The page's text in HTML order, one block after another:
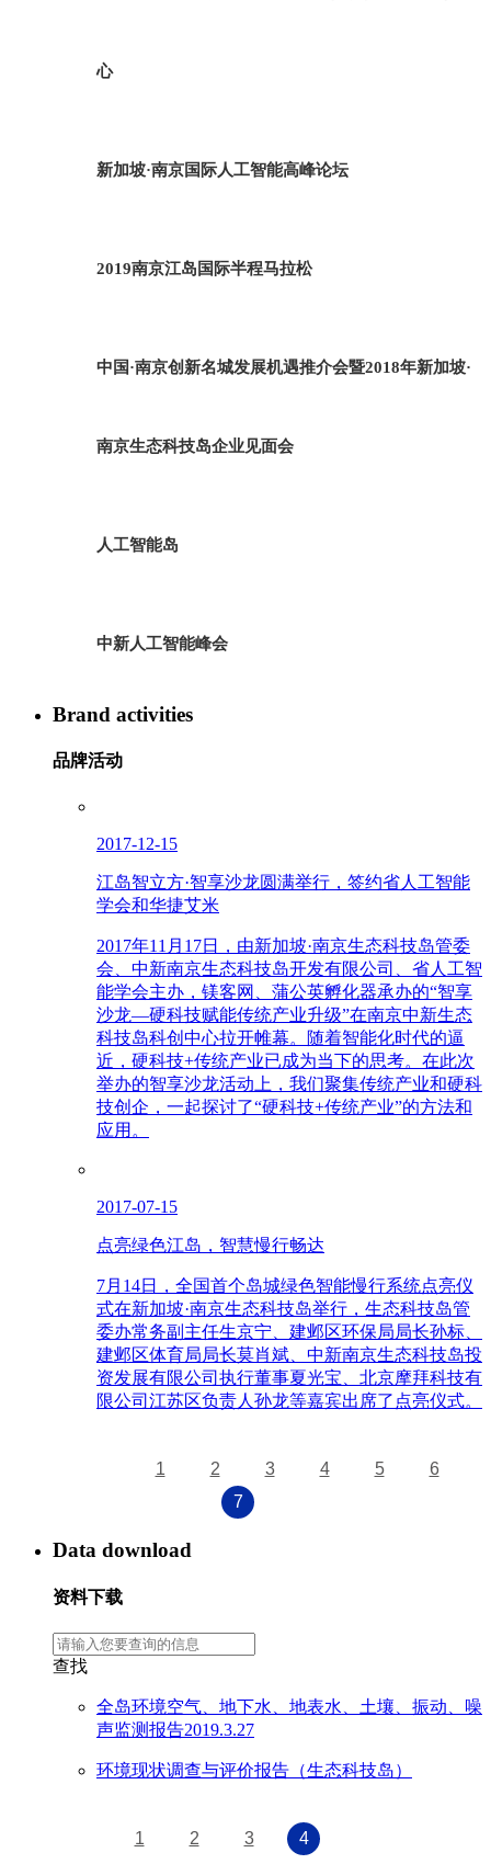
心
新加坡·南京国际人工智能高峰论坛
2019南京江岛国际半程马拉松
中国·南京创新名城发展机遇推介会暨2018年新加坡·
南京生态科技岛企业见面会
人工智能岛
中新人工智能峰会
Brand activities
品牌活动
2017-12-15
江岛智立方·智享沙龙圆满举行，签约省人工智能
学会和华捷艾米
2017年11月17日，由新加坡·南京生态科技岛管委
会、中新南京生态科技岛开发有限公司、省人工智
能学会主办，镁客网、蒲公英孵化器承办的“智享
沙龙—硬科技赋能传统产业升级”在南京中新生态
科技岛科创中心拉开帷幕。随着智能化时代的逼
近，硬科技+传统产业已成为当下的思考。在此次
举办的智享沙龙活动上，我们聚集传统产业和硬科
技创企，一起探讨了“硬科技+传统产业”的方法和
应用。
2017-07-15
点亮绿色江岛，智慧慢行畅达
7月14日，全国首个岛城绿色智能慢行系统点亮仪
式在新加坡·南京生态科技岛举行，生态科技岛管
委办常务副主任生京宁、建邺区环保局局长孙标、
建邺区体育局局长莫肖斌、中新南京生态科技岛投
资发展有限公司执行董事夏光宝、北京摩拜科技有
限公司江苏区负责人孙龙等嘉宾出席了点亮仪式。
1 2 3 4 5
6
7
Data download
资料下载
查找
全岛环境空气、地下水、地表水、土壤、振动、噪
声监测报告2019.3.27
环境现状调查与评价报告（生态科技岛）
1 2 3 4